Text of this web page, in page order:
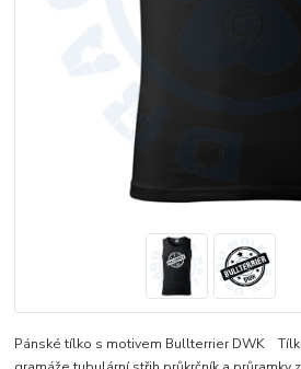
Pánské tílko s motivem Bullterrier DWK